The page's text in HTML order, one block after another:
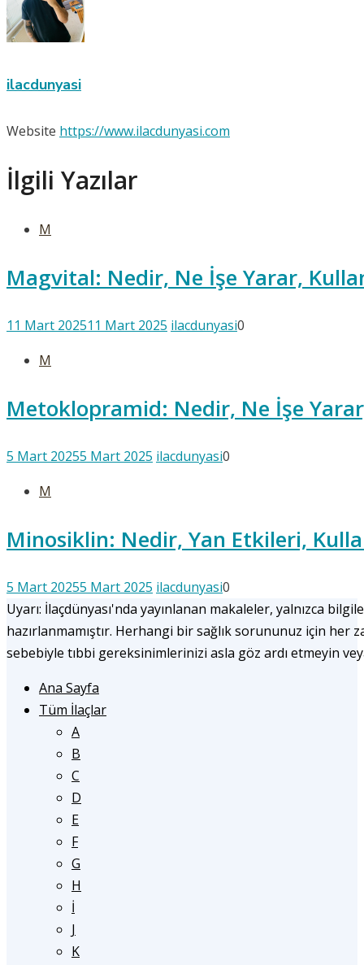
ilacdunyasi
Website https://www.ilacdunyasi.com
İlgili Yazılar
M
Magvital: Nedir, Ne İşe Yarar,
11 Mart 202511 Mart 2025 ilacdunyasi0
M
Metoklopramid: Nedir, Ne İşe
5 Mart 20255 Mart 2025 ilacdunyasi0
M
Minosiklin: Nedir, Yan Etkileri,
5 Mart 20255 Mart 2025 ilacdunyasi0
Uyarı: İlaçdünyası'nda yayınlanan makaleler, yalnızca
hazırlanmamıştır. Herhangi bir sağlık sorununuz için her
sebebiyle tıbbi gereksinimlerinizi asla göz ardı etmeyin
Ana Sayfa
Tüm İlaçlar
A
B
C
D
E
F
G
H
İ
J
K